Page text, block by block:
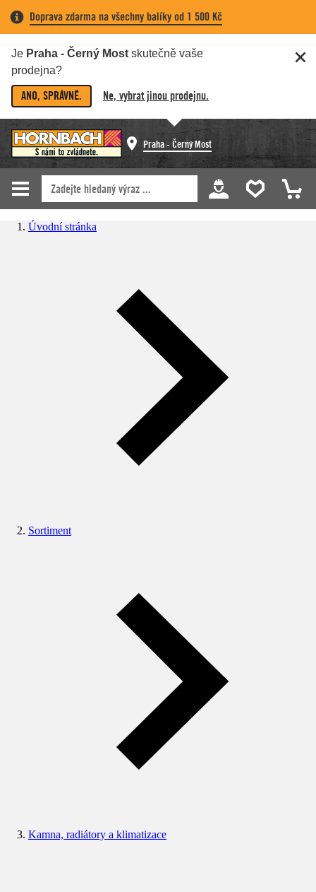
Doprava zdarma na všechny balíky od 1 500 Kč
Je Praha - Černý Most skutečně vaše
prodejna?
ANO, SPRÁVNĚ. Ne, vybrat jinou prodejnu.
Praha - Černý Most
Úvodní stránka
Sortiment
Kamna, radiátory a klimatizace